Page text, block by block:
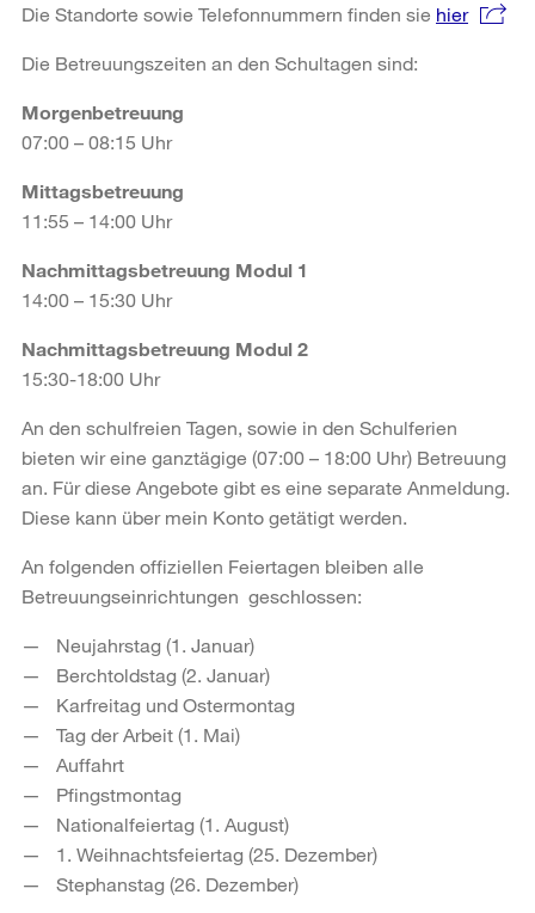
Die Standorte sowie Telefonnummern finden sie hier
Die Betreuungszeiten an den Schultagen sind:
Morgenbetreuung
07:00 – 08:15 Uhr
Mittagsbetreuung
11:55 – 14:00 Uhr
Nachmittagsbetreuung Modul 1
14:00 – 15:30 Uhr
Nachmittagsbetreuung Modul 2
15:30-18:00 Uhr
An den schulfreien Tagen, sowie in den Schulferien
bieten wir eine ganztägige (07:00 – 18:00 Uhr) Betreuung
an. Für diese Angebote gibt es eine separate Anmeldung.
Diese kann über mein Konto getätigt werden.
An folgenden offiziellen Feiertagen bleiben alle
Betreuungseinrichtungen geschlossen:
Neujahrstag (1. Januar)
Berchtoldstag (2. Januar)
Karfreitag und Ostermontag
Tag der Arbeit (1. Mai)
Auffahrt
Pfingstmontag
Nationalfeiertag (1. August)
1. Weihnachtsfeiertag (25. Dezember)
Stephanstag (26. Dezember)